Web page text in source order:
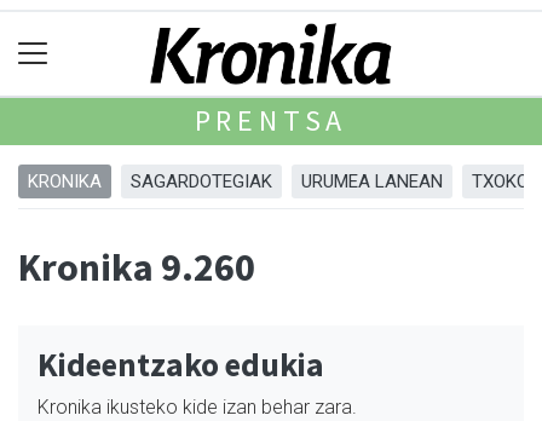
PRENTSA
KRONIKA SAGARDOTEGIAK URUMEA LANEAN
Kronika 9.260
Kideentzako edukia
Kronika ikusteko kide izan behar zara.